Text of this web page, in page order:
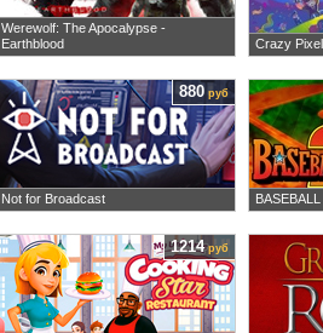
Werewolf: The Apocalypse -
Earthblood
Crazy
Not for Broadcast
880 руб
1214руб